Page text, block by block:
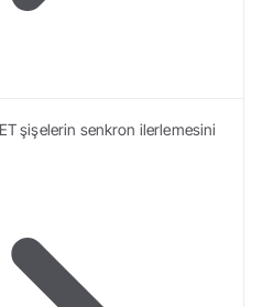
şişelerin senkron ilerlemesini